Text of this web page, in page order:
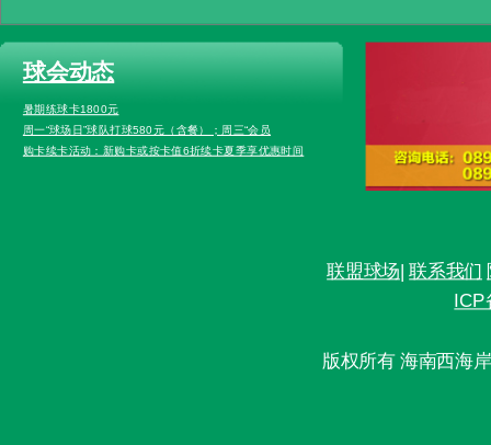
球会动态
暑期练球卡1800元
周一“球场日”球队打球580元（含餐）；周三“会员
购卡续卡活动：新购卡或按卡值6折续卡夏季享优惠时间
联盟球场 |联系我们
版权所有 海南西海